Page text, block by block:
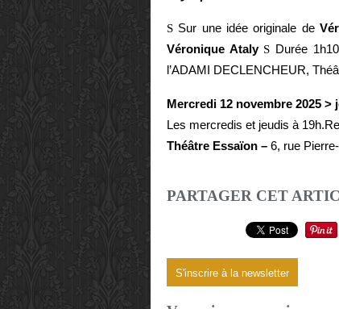
S Sur une idée originale de
Véronique Ataly S Durée 1h10
l’ADAMI DECLENCHEUR,
Mercredi 12 novembre 2025 >
Les mercredis et jeudis à
Théâtre Essaïon – 6, rue
PARTAGER CET
S'inscrire à la newsletter